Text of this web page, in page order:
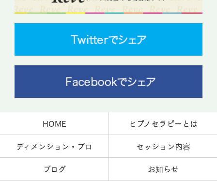
HOME
ヒプノセラピーとは
ディメンション・プロ
セッション内容
ブログ
お知らせ